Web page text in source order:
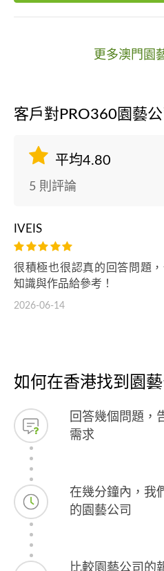
更多澳門園
客戶對PRO360園藝
平均4.80
5 則評論
IVEIS
很積極也很認真的回答問題
知識與作品給參考！
2026-06-14
如何在香港找到園藝
回答幾個問題，
需求
在幾分鐘內，我
的園藝公司
比較園藝公司的